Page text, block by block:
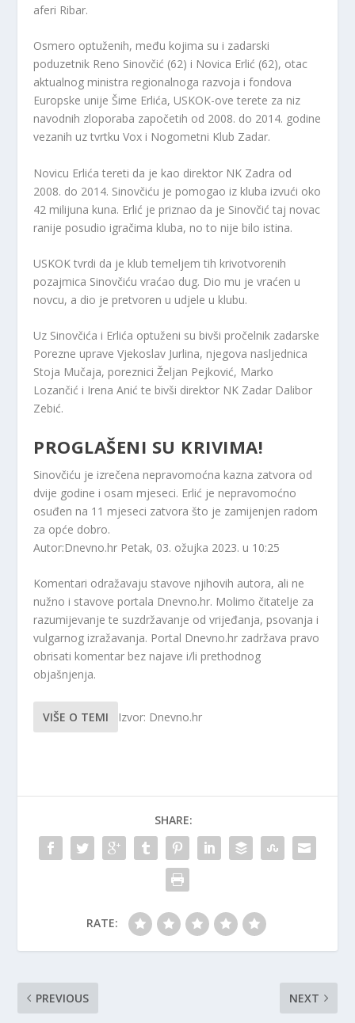
aferi Ribar.
Osmero optuženih, među kojima su i zadarski
poduzetnik Reno Sinovčić (62) i Novica Erlić (62), otac
aktualnog ministra regionalnoga razvoja i fondova
Europske unije Šime Erlića, USKOK-ove terete za niz
navodnih zloporaba započetih od 2008. do 2014. godine
vezanih uz tvrtku Vox i Nogometni Klub Zadar.
Novicu Erlića tereti da je kao direktor NK Zadra od
2008. do 2014. Sinovčiću je pomogao iz kluba izvući oko
42 milijuna kuna. Erlić je priznao da je Sinovčić taj novac
ranije posudio igračima kluba, no to nije bilo istina.
USKOK tvrdi da je klub temeljem tih krivotvorenih
pozajmica Sinovčiću vraćao dug. Dio mu je vraćen u
novcu, a dio je pretvoren u udjele u klubu.
Uz Sinovčića i Erlića optuženi su bivši pročelnik zadarske
Porezne uprave Vjekoslav Jurlina, njegova nasljednica
Stoja Mučaja, poreznici Željan Pejković, Marko
Lozančić i Irena Anić te bivši direktor NK Zadar Dalibor
Zebić.
PROGLAŠENI SU KRIVIMA!
Sinovčiću je izrečena nepravomoćna kazna zatvora od
dvije godine i osam mjeseci. Erlić je nepravomoćno
osuđen na 11 mjeseci zatvora što je zamijenjen radom
za opće dobro.
Autor:Dnevno.hr Petak, 03. ožujka 2023. u 10:25
Komentari odražavaju stavove njihovih autora, ali ne
nužno i stavove portala Dnevno.hr. Molimo čitatelje za
razumijevanje te suzdržavanje od vrijeđanja, psovanja i
vulgarnog izražavanja. Portal Dnevno.hr zadržava pravo
obrisati komentar bez najave i/li prethodnog
objašnjenja.
VIŠE O TEMI Izvor: Dnevno.hr
SHARE:
RATE:
PREVIOUS NEXT